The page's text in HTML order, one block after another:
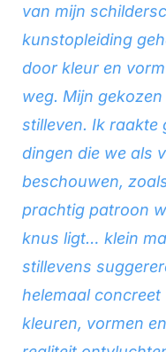
van mijn
kunstopleiding
door kleur en
weg. Mijn
stilleven. Ik raakte
dingen die we als
beschouwen,
prachtig patroon
knus ligt… klein
stillevens
helemaal
kleuren, vormen